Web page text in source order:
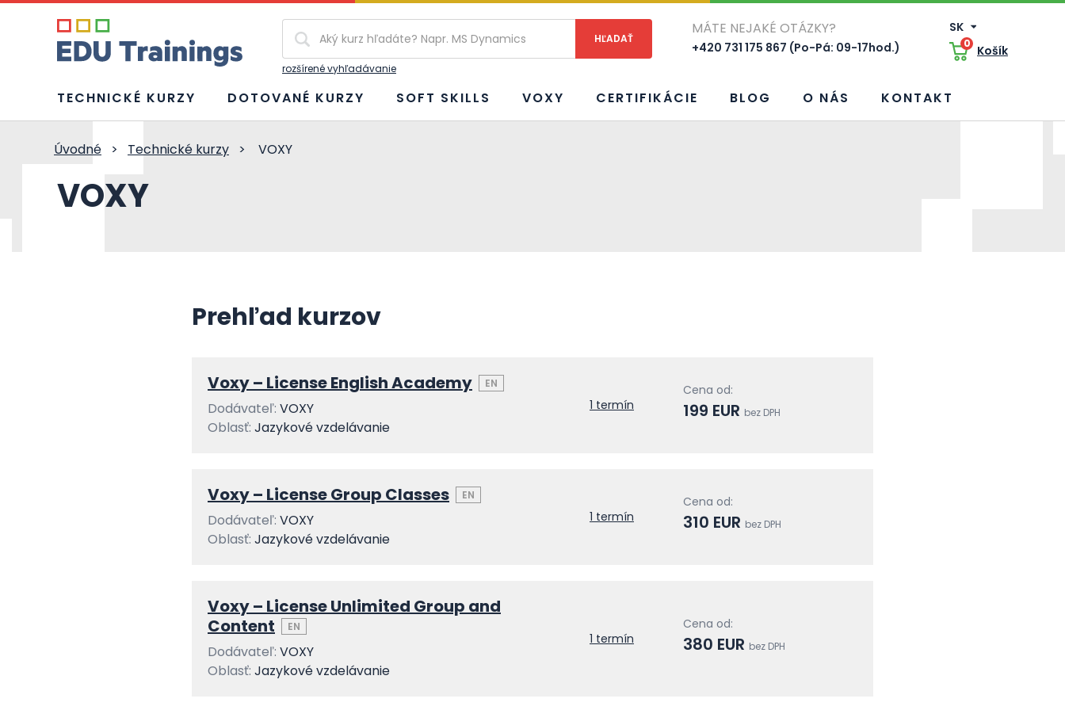
rozšírené vyhľadávanie
MÁTE NEJAKÉ OTÁZKY?
+420 731 175 867 (Po-Pá: 09-17hod.)
SK
0 Košík
TECHNICKÉ KURZY DOTOVANÉ KURZY SOFT SKILLS VOXY CERTIFIKÁCIE BLOG O NÁS KONTAKT
Úvodné > Technické kurzy > VOXY
VOXY
Prehľad kurzov
Voxy – License English Academy EN
Dodávateľ: VOXY
Oblasť: Jazykové vzdelávanie
1 termín
Cena od:
199 EUR bez DPH
Voxy – License Group Classes EN
Dodávateľ: VOXY
Oblasť: Jazykové vzdelávanie
1 termín
Cena od:
310 EUR bez DPH
Voxy – License Unlimited Group and
Content
EN
Dodávateľ: VOXY
Oblasť: Jazykové vzdelávanie
1 termín
Cena od:
380 EUR bez DPH